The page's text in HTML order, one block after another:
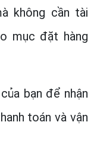
không cần tài
mục đặt hàng
bạn để nhận
toán và vận